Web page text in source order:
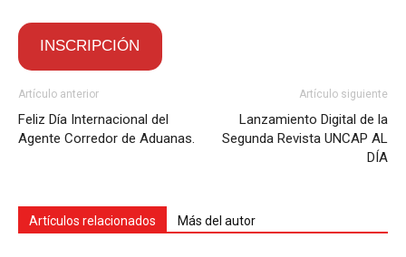
INSCRIPCIÓN
Artículo anterior
Feliz Día Internacional del
Agente Corredor de Aduanas.
Artículo siguiente
Lanzamiento Digital de la
Segunda Revista UNCAP AL
DÍA
Artículos relacionados Más del autor